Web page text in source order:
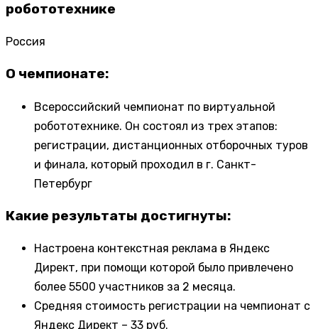
робототехнике
Россия
О чемпионате:
Всероссийский чемпионат по виртуальной
робототехнике. Он состоял из трех этапов:
регистрации, дистанционных отборочных туров
и финала, который проходил в г. Санкт-
Петербург
Какие результаты достигнуты:
Настроена контекстная реклама в Яндекс
Директ, при помощи которой было привлечено
более 5500 участников за 2 месяца.
Средняя стоимость регистрации на чемпионат с
Яндекс Директ – 33 руб.